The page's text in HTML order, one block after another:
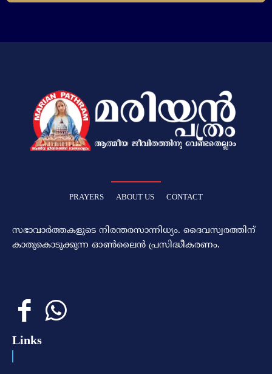
PRAYERS ABOUT US CONTACT
സഭാവാര്‍ത്തകളുടെ നിരന്തരസാന്നിധ്യം. ദൈവസ്വരത്തിന്‌
കാതുകൊടുക്കുന്ന ഓണ്‍ലൈന്‍ പ്രസിദ്ധീകരണം.
Links